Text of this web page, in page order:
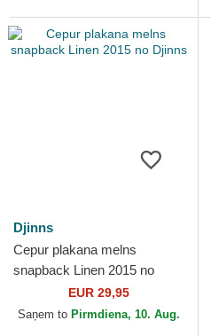
Djinns
Cepur plakana melns
snapback Linen 2015 no
EUR 29,95
Saņem to Pirmdiena, 10. Aug.